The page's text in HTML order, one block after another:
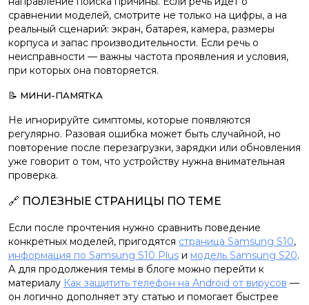
сравнении моделей, смотрите не только на цифры, а на
реальный сценарий: экран, батарея, камера, размеры
корпуса и запас производительности. Если речь о
неисправности — важны частота проявления и условия,
при которых она повторяется.
📝 МИНИ-ПАМЯТКА
Не игнорируйте симптомы, которые появляются
регулярно. Разовая ошибка может быть случайной, но
повторение после перезагрузки, зарядки или обновления
уже говорит о том, что устройству нужна внимательная
проверка.
🔗 ПОЛЕЗНЫЕ СТРАНИЦЫ ПО ТЕМЕ
Если после прочтения нужно сравнить поведение
конкретных моделей, пригодятся страница Samsung S10,
информация по Samsung S10 Plus и модель Samsung S20.
А для продолжения темы в блоге можно перейти к
материалу Как защитить телефон на Android от вирусов —
он логично дополняет эту статью и помогает быстрее